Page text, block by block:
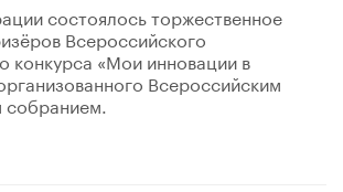
состоялось торжественное
Всероссийского
конкурса «Мои инновации в
Всероссийским
собранием.